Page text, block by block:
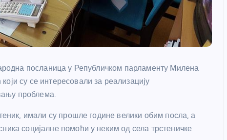
посланица у Републичком парламенту Милена
су се интересовали за реализацију
проблема.
имали су прошле године велики обим посла, а
социјалне помоћи у неким од села трстеничке